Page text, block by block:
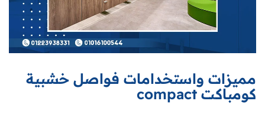
مميزات واستخدامات فواصل خشبية
كومباكت compact